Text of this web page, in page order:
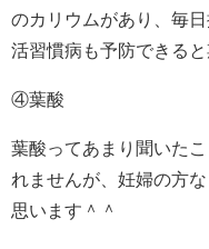
のカリウムがあり、毎
活習慣病も予防できる
④葉酸
葉酸ってあまり聞いた
れませんが、妊婦の方
思います＾＾